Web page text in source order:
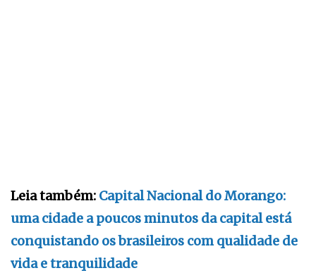
Leia também: Capital Nacional do Morango:
uma cidade a poucos minutos da capital está
conquistando os brasileiros com qualidade de
vida e tranquilidade